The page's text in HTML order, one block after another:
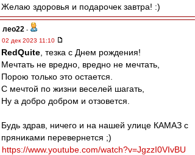
Желаю здоровья и подарочек завтра! :)
лео22 -
02 дек 2023 11:10
RedQuite , тезка с Днем рождения!
Мечтать не вредно, вредно не мечтать,
Порою только это остается.
С мечтой по жизни веселей шагать,
Ну а добро добром и отзовется.
Будь здрав, ничего и на нашей улице КАМАЗ с
пряниками перевернется ;)
https://www.youtube.com/watch?v=JgzzI0VIvBU